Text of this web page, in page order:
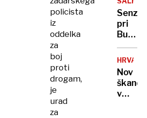
policista
iz
oddelka
za
boj
proti
drogam,
je
urad
za
duh
pri
Budvi:
Na
plaži
bitje
Nov
v